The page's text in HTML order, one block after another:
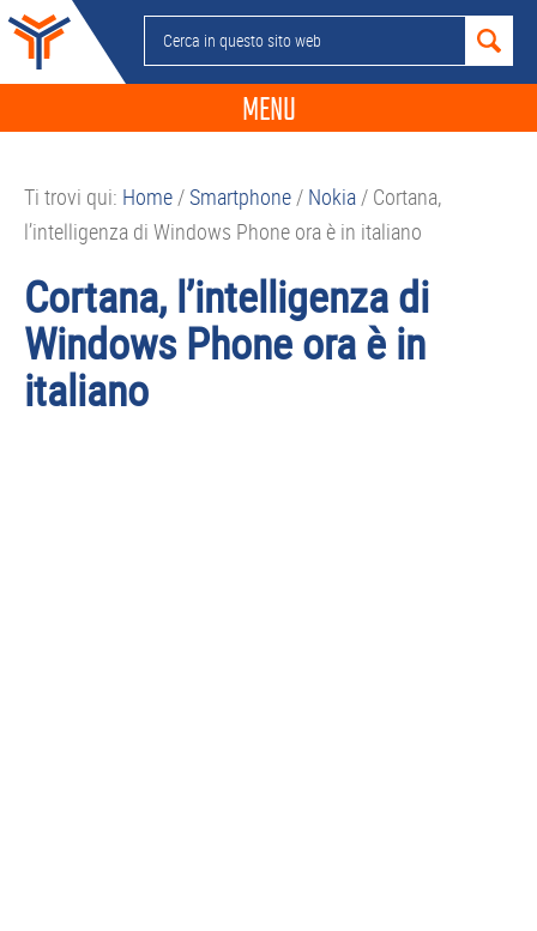
Passa
alla
navigazione
Passa
contenuto
Passa
alla
barra
Passa
piè
Cerca
in
sito
MENU
GUIDE ACQUISTO
SMARTPHONE
TABLET
Ti trovi qui: Home/Smartphone/ Nokia/ Cortana,
l’intelligenza di Windows Phone ora è in italiano
Cortana, l’intelligenza di
Windows Phone ora è in
italiano